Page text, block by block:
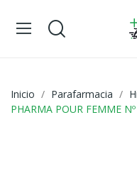
Inicio Parafarmacia
PHARMA POUR FEMME